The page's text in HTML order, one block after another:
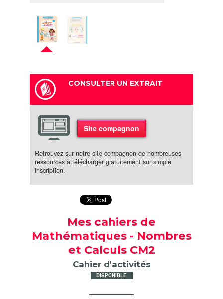
CONSULTER UN EXTRAIT
Site compagnon
Retrouvez sur notre site compagnon de nombreuses
ressources à télécharger gratuitement sur simple
inscription.
Mes cahiers de
Mathématiques - Nombres
et Calculs CM2
Cahier d'activités
DISPONIBLE